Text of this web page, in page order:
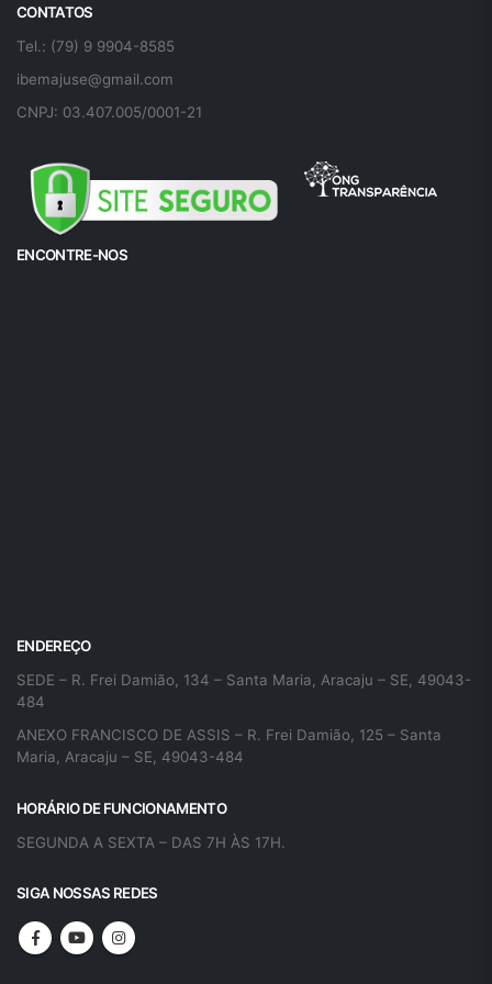
CONTATOS
Tel.: (79) 9 9904-8585
ibemajuse@gmail.com
CNPJ: 03.407.005/0001-21
ENCONTRE-NOS
ENDEREÇO
SEDE – R. Frei Damião, 134 – Santa Maria, Aracaju – SE, 49043-
484
ANEXO FRANCISCO DE ASSIS – R. Frei Damião, 125 – Santa
Maria, Aracaju – SE, 49043-484
HORÁRIO DE FUNCIONAMENTO
SEGUNDA A SEXTA – DAS 7H ÀS 17H.
SIGA NOSSAS REDES